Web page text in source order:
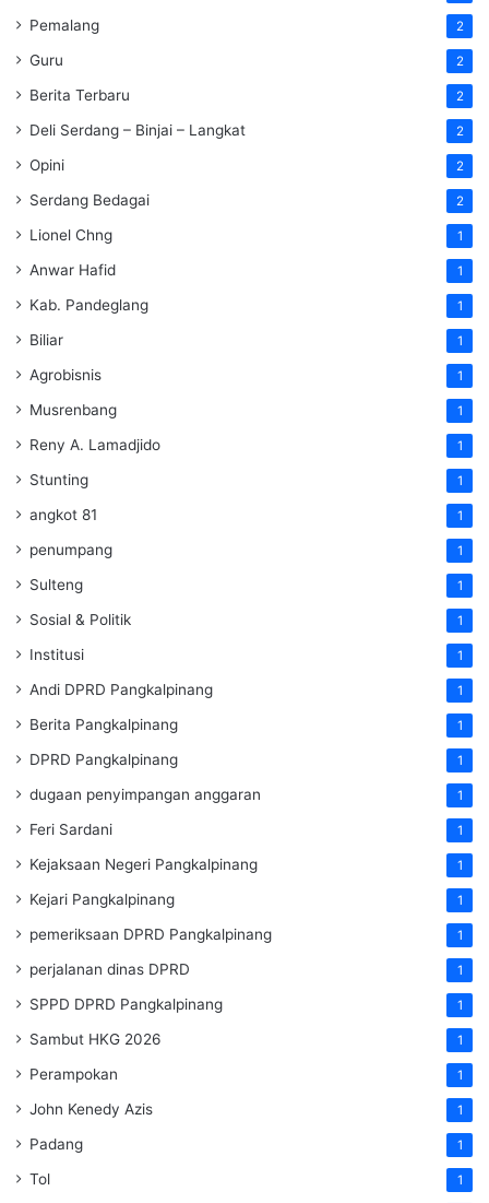
Pemalang 2
Guru 2
Berita Terbaru 2
Deli Serdang – Binjai – Langkat 2
Opini 2
Serdang Bedagai 2
Lionel Chng 1
Anwar Hafid 1
Kab. Pandeglang 1
Biliar 1
Agrobisnis 1
Musrenbang 1
Reny A. Lamadjido 1
Stunting 1
angkot 81 1
penumpang 1
Sulteng 1
Sosial & Politik 1
Institusi 1
Andi DPRD Pangkalpinang 1
Berita Pangkalpinang 1
DPRD Pangkalpinang 1
dugaan penyimpangan anggaran 1
Feri Sardani 1
Kejaksaan Negeri Pangkalpinang 1
Kejari Pangkalpinang 1
pemeriksaan DPRD Pangkalpinang 1
perjalanan dinas DPRD 1
SPPD DPRD Pangkalpinang 1
Sambut HKG 2026 1
Perampokan 1
John Kenedy Azis 1
Padang 1
Tol 1